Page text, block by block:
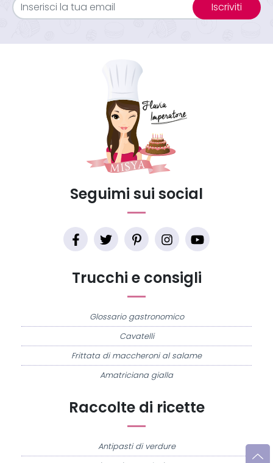
Iscriviti
Raccolte di ricette
Antipasti di verdure
Trucchi e consigli
Glossario gastronomico
Cavatelli
Frittata di maccheroni al salame
Amatriciana gialla
Seguimi sui social